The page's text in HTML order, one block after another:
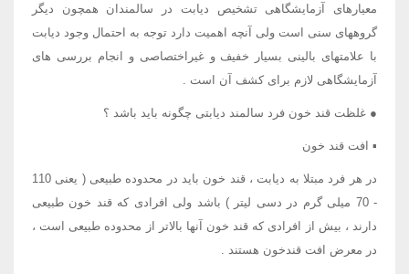
معیارهای آزمایشگاهی تشخیص دیابت در سالمندان همچون دیگر
گروههای سنی است ولی آنچه اهمیت دارد توجه به احتمال وجود دیابت
با علامتهای بالینی بسیار خفیف و غیراختصاصی و انجام بررسی های
آزمایشگاهی لازم برای کشف آن است .
● غلظت قند خون فرد سالمند دیابتی چگونه باید باشد ؟
▪ افت قند خون
در هر فرد مبتلا به دیابت ، قند خون باید در محدوده طبیعی ( یعنی 110
- 70 میلی گرم در دسی لیتر ) باشد ولی افرادی که قند خون طبیعی
دارند ، بیش از افرادی که قند خون آنها بالاتر از محدوده طبیعی است ،
در معرض افت قندخون هستند .